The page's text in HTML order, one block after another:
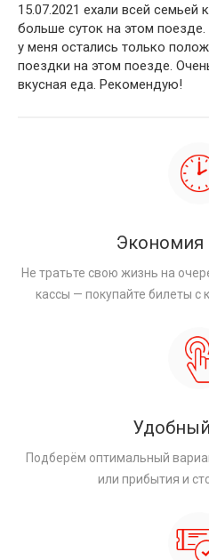
15.07.2021 ехали всей семьей
больше суток на этом
у меня остались только
поездки на этом поезде.
вкусная еда. Рекомендую!
Экономия
Не тратьте свою жизнь на
кассы — покупайте билеты
Подберём оптимальный
или прибытия и